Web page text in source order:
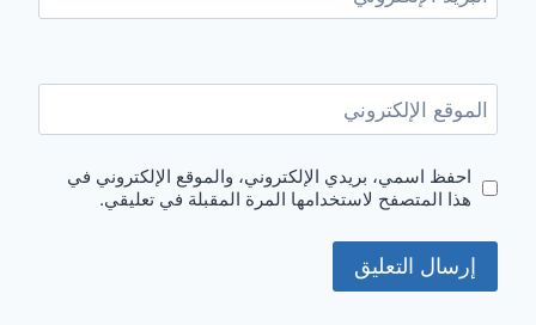
الموقع الإلكتروني
احفظ اسمي، بريدي الإلكتروني، والموقع الإلكتروني في
هذا المتصفح لاستخدامها المرة المقبلة في تعليقي.